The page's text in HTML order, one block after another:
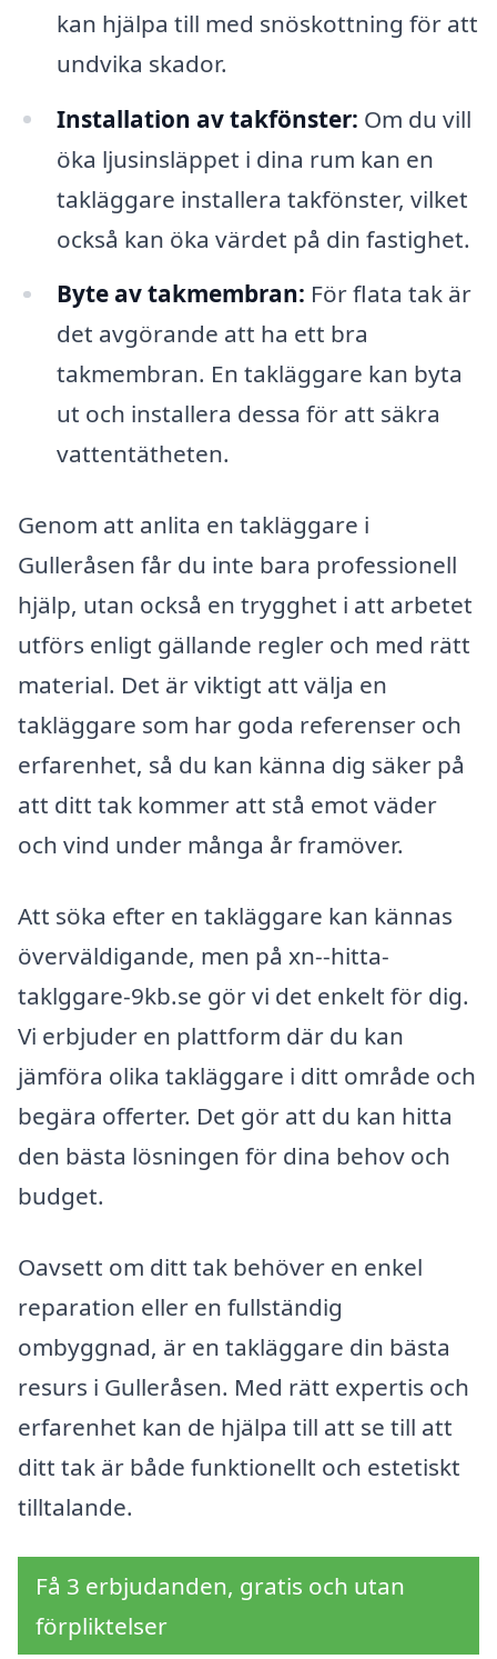
kan hjälpa till med snöskottning för att
undvika skador.
Installation av takfönster: Om du vill
öka ljusinsläppet i dina rum kan en
takläggare installera takfönster, vilket
också kan öka värdet på din fastighet.
Byte av takmembran: För flata tak är
det avgörande att ha ett bra
takmembran. En takläggare kan byta
ut och installera dessa för att säkra
vattentätheten.
Genom att anlita en takläggare i
Gulleråsen får du inte bara professionell
hjälp, utan också en trygghet i att arbetet
utförs enligt gällande regler och med rätt
material. Det är viktigt att välja en
takläggare som har goda referenser och
erfarenhet, så du kan känna dig säker på
att ditt tak kommer att stå emot väder
och vind under många år framöver.
Att söka efter en takläggare kan kännas
överväldigande, men på xn--hitta-
taklggare-9kb.se gör vi det enkelt för dig.
Vi erbjuder en plattform där du kan
jämföra olika takläggare i ditt område och
begära offerter. Det gör att du kan hitta
den bästa lösningen för dina behov och
budget.
Oavsett om ditt tak behöver en enkel
reparation eller en fullständig
ombyggnad, är en takläggare din bästa
resurs i Gulleråsen. Med rätt expertis och
erfarenhet kan de hjälpa till att se till att
ditt tak är både funktionellt och estetiskt
tilltalande.
Få 3 erbjudanden, gratis och utan
förpliktelser